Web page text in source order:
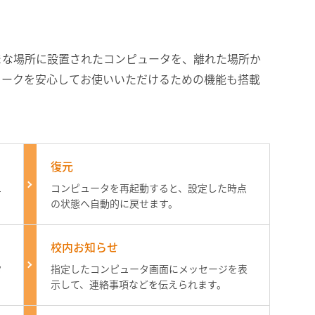
場所に設置されたコンピュータを、離れた場所か
クを安心してお使いいただけるための機能も搭載
復元
コンピュータを再起動すると、設定した時点
の状態へ自動的に戻せます。
校内お知らせ
指定したコンピュータ画面にメッセージを表
示して、連絡事項などを伝えられます。